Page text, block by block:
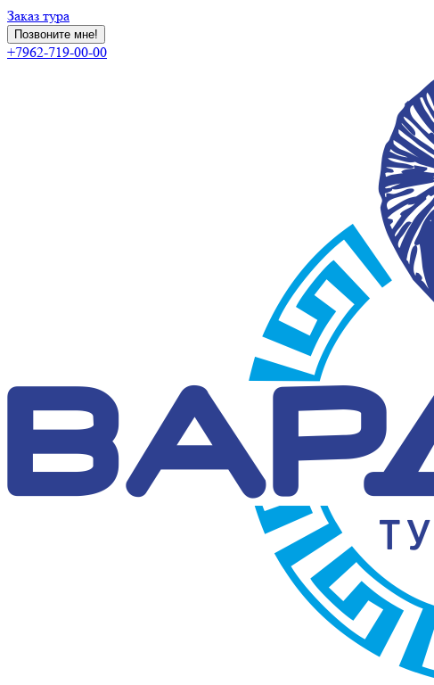
Заказ тура
Позвоните мне!
+7962-719-00-00